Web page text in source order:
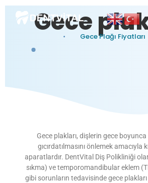
GeceGece Plağı Fiyatları
Gece plakları, dişlerin gece boyunca
gıcırdatılmasını önlemek amacıyla
aparatlardır. DentVital Diş Polikliniği
sıkma) ve temporomandibular eklem
gibi sorunların tedavisinde gece